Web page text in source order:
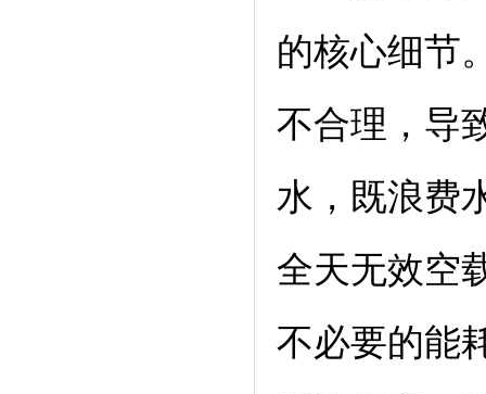
的核心细节
不合理，导
水，既浪费
全天无效空
不必要的能